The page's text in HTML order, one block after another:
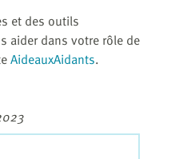
et des outils
aider dans votre rôle de
AideauxAidants.